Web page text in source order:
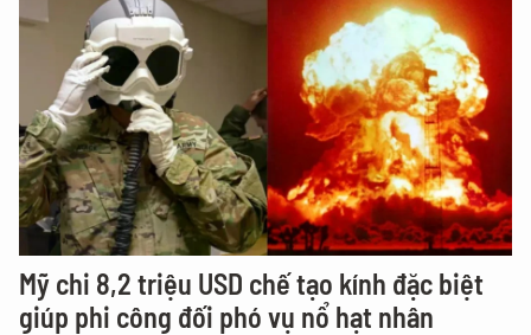
Mỹ chi 8,2 triệu USD chế tạo kính đặc biệt
giúp phi công đối phó vụ nổ hạt nhân